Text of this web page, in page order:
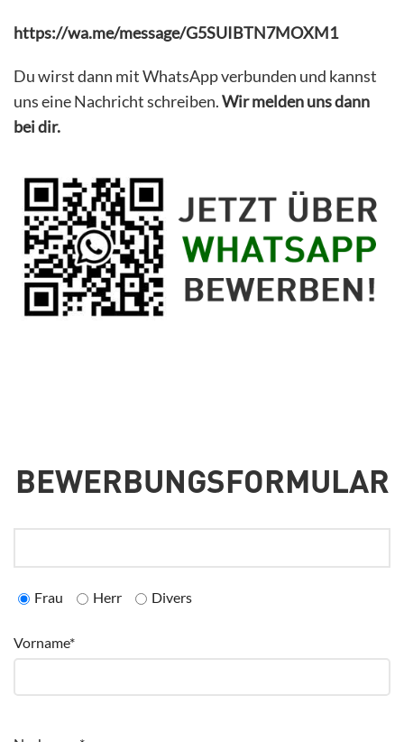
https://wa.me/message/G5SUIBTN7MOXM1
Du wirst dann mit WhatsApp verbunden und kannst
uns eine Nachricht schreiben.Wir melden uns dann
bei dir.
BEWERBUNGSFORMULAR
Frau Herr Divers
Vorname*